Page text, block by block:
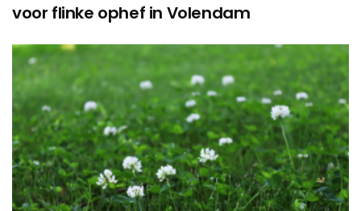
voor flinke ophef in Volendam